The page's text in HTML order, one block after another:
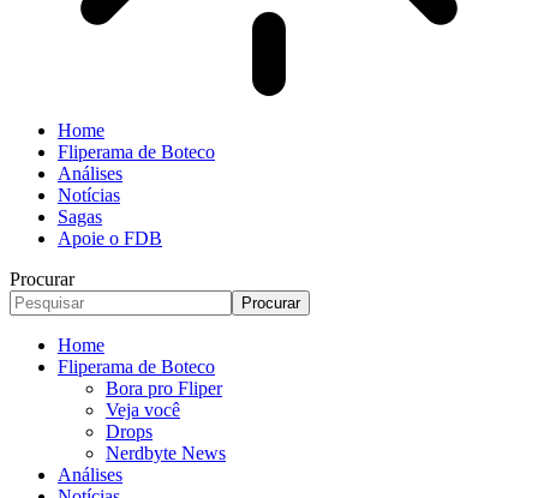
Home
Fliperama de Boteco
Análises
Notícias
Sagas
Apoie o FDB
Procurar
Home
Fliperama de Boteco
Bora pro Fliper
Veja você
Drops
Nerdbyte News
Análises